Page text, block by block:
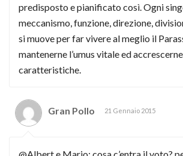
predisposto e pianificato così. Ogni
meccanismo, funzione, direzione,
si muove per far vivere al meglio il
mantenerne l’umus vitale ed
caratteristiche.
Gran Pollo 21 Gennaio 2015